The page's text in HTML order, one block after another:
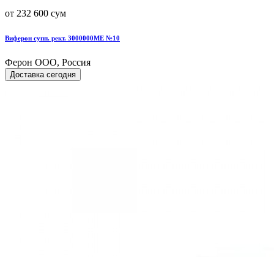
от 232 600 сум
Виферон супп. рект. 3000000МЕ №10
Ферон ООО, Россия
Доставка сегодня